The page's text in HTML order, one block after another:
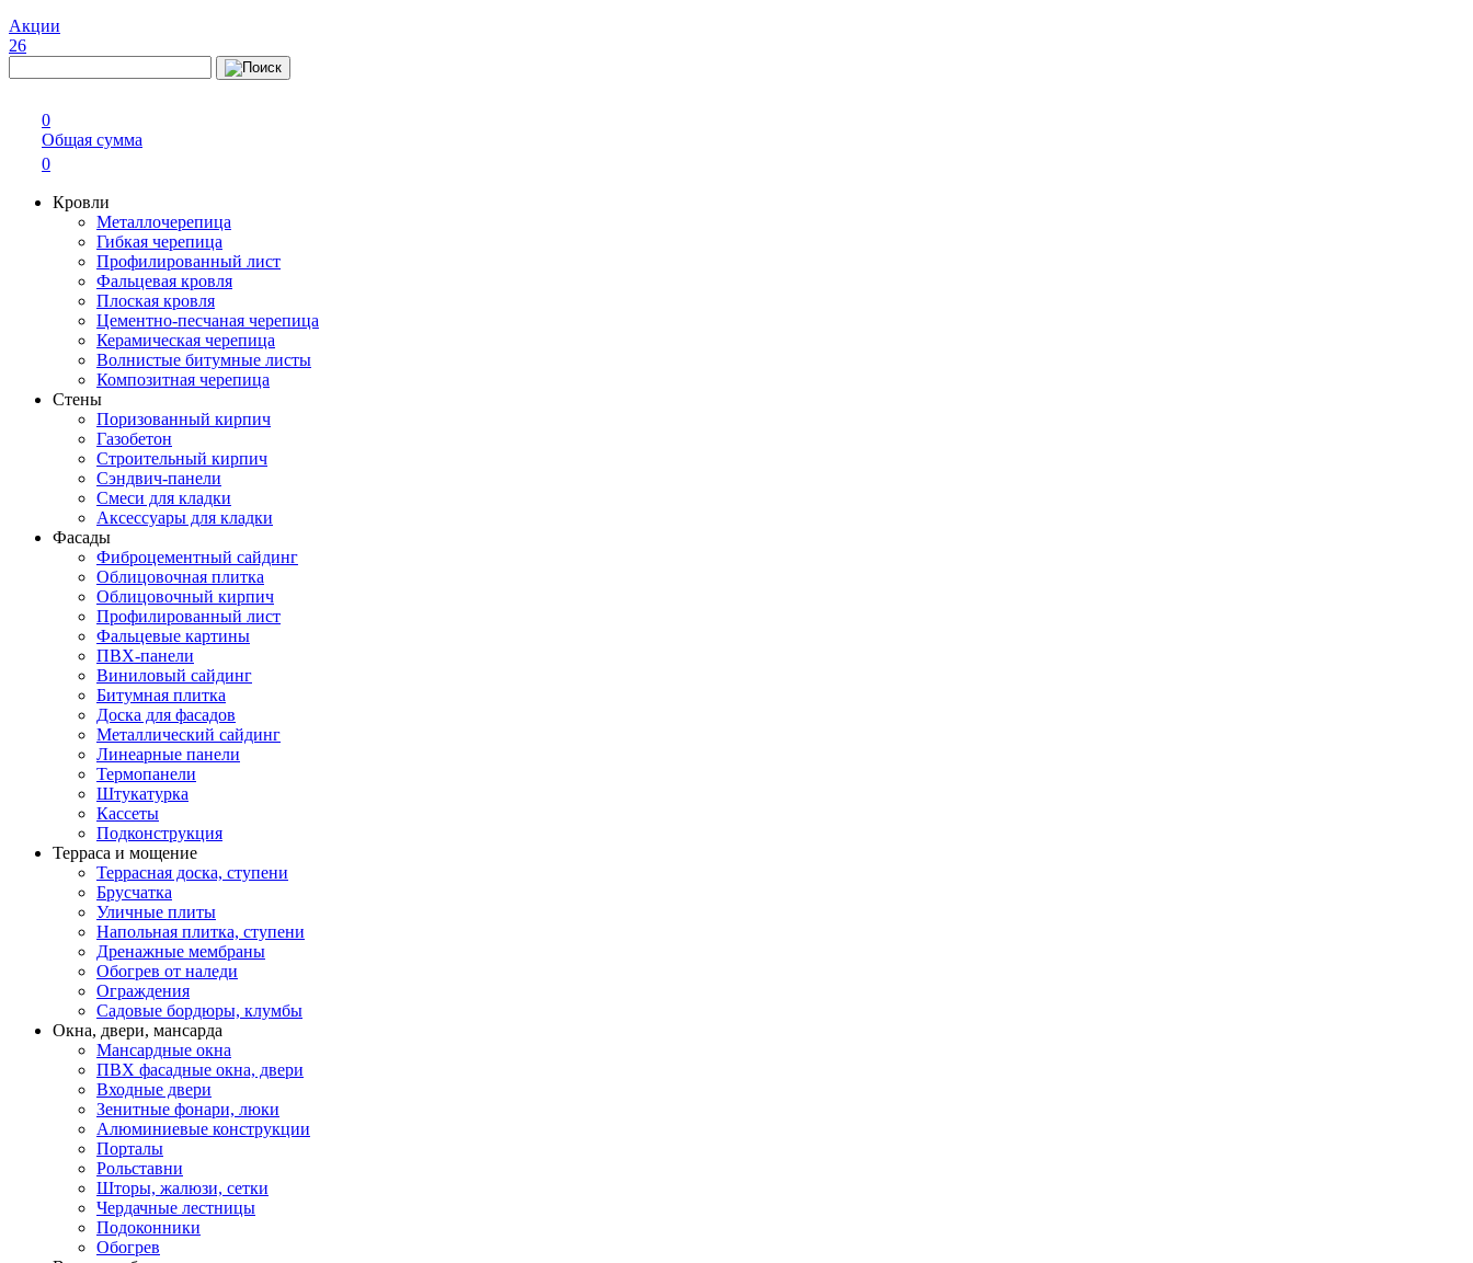
Акции
26
0
Общая сумма
0
Кровли
Металлочерепица
Гибкая черепица
Профилированный лист
Фальцевая кровля
Плоская кровля
Цементно-песчаная черепица
Керамическая черепица
Волнистые битумные листы
Композитная черепица
Стены
Поризованный кирпич
Газобетон
Строительный кирпич
Сэндвич-панели
Смеси для кладки
Аксессуары для кладки
Фасады
Фиброцементный сайдинг
Облицовочная плитка
Облицовочный кирпич
Профилированный лист
Фальцевые картины
ПВХ-панели
Виниловый сайдинг
Битумная плитка
Доска для фасадов
Металлический сайдинг
Линеарные панели
Термопанели
Штукатурка
Кассеты
Подконструкция
Терраса и мощение
Террасная доска, ступени
Брусчатка
Уличные плиты
Напольная плитка, ступени
Дренажные мембраны
Обогрев от наледи
Ограждения
Садовые бордюры, клумбы
Окна, двери, мансарда
Мансардные окна
ПВХ фасадные окна, двери
Входные двери
Зенитные фонари, люки
Алюминиевые конструкции
Порталы
Рольставни
Шторы, жалюзи, сетки
Чердачные лестницы
Подоконники
Обогрев